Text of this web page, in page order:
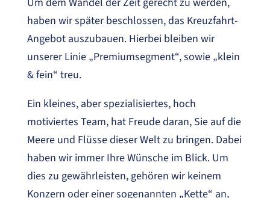
haben wir später beschlossen, das Kreuzfahrt-
Angebot auszubauen. Hierbei bleiben wir
unserer Linie „Premiumsegment“, sowie „klein
& fein“ treu.
Ein kleines, aber spezialisiertes, hoch
motiviertes Team, hat Freude daran, Sie auf die
Meere und Flüsse dieser Welt zu bringen. Dabei
haben wir immer Ihre Wünsche im Blick. Um
dies zu gewährleisten, gehören wir keinem
Konzern oder einer sogenannten „Kette“ an,